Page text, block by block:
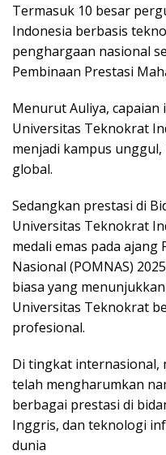
Termasuk 10 besar
Indonesia berbasis
penghargaan nasional
Pembinaan Prestasi
Menurut Auliya, capaian
Universitas Teknokrat
menjadi kampus
global.
Sedangkan prestasi di
Universitas Teknokrat
medali emas pada ajang
Nasional (POMNAS)
biasa yang
Universitas Teknokrat
profesional.
Di tingkat internasional,
telah mengharumkan
berbagai prestasi di
Inggris, dan teknologi
dunia